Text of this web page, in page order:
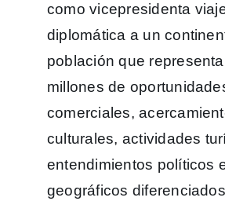
como vicepresidenta
diplomática a un
población que
millones de
comerciales,
culturales, actividades
entendimientos políticos
geográficos